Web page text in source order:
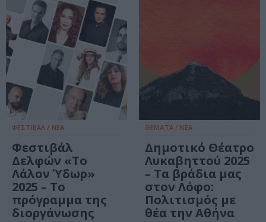
ΦΕΣΤΙΒΑΛ / ΝΕΑ
Φεστιβάλ
Δελφών «Το
Λάλον Ύδωρ»
2025 – Το
πρόγραμμα της
διοργάνωσης
ΘΕΜΑΤΑ / ΝΕΑ
Δημοτικό Θέατρο
Λυκαβηττού 2025
– Τα βράδια μας
στον Λόφο:
Πολιτισμός με
θέα την Αθήνα